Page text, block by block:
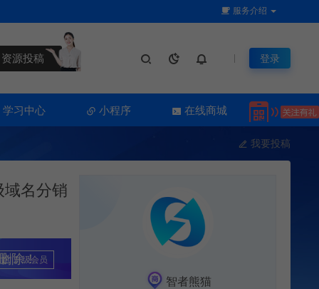
服务介绍
源投稿 登录
学习中心 小程序 在线商城
我要投稿
名分销
除！
升级会员
智者熊猫